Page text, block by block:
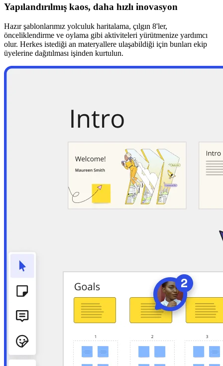
Yapılandırılmış kaos, daha hızlı inovasyon
Hazır şablonlarımız yolculuk haritalama, çılgın 8'ler,
önceliklendirme ve oylama gibi aktiviteleri yürütmenize yardımcı
olur. Herkes istediği an materyallere ulaşabildiği için bunları ekip
üyelerine dağıtılması işinden kurtulun.